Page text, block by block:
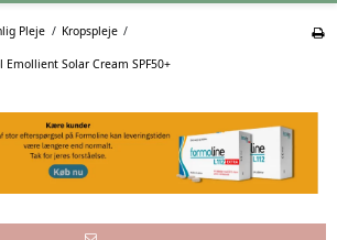
Pleje / Kropspleje /
Solar Cream SPF50+